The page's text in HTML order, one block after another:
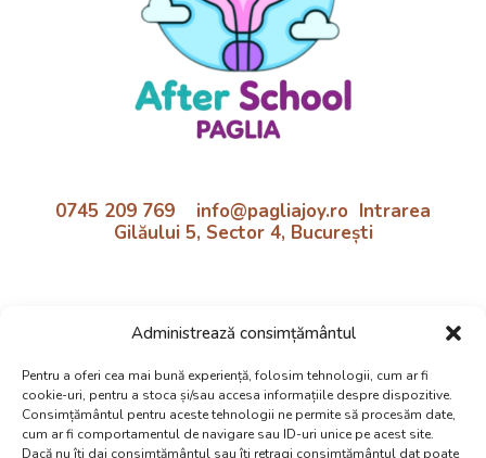
Administrează consimțământul
Pentru a oferi cea mai bună experiență, folosim tehnologii, cum ar fi
cookie-uri, pentru a stoca și/sau accesa informațiile despre dispozitive.
Consimțământul pentru aceste tehnologii ne permite să procesăm date,
cum ar fi comportamentul de navigare sau ID-uri unice pe acest site.
Dacă nu îți dai consimțământul sau îți retragi consimțământul dat poate
0745 209 769 info@pagliajoy.ro Intrarea
Gilăului 5, Sector 4, București
Luni - Vineri | 11:30 - 18:30
Politica cookie si confidentialtate